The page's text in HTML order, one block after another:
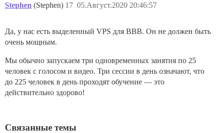
Stephen (Stephen) 05.Август.2020 20:46:57
17
Да, у нас есть выделенный VPS для BBB. Он не должен быть
очень мощным.
Мы обычно запускаем три одновременных занятия по 25
человек с голосом и видео. Три сессии в день означают, что
до 225 человек в день проходят обучение — это
действительно здорово!
Связанные темы